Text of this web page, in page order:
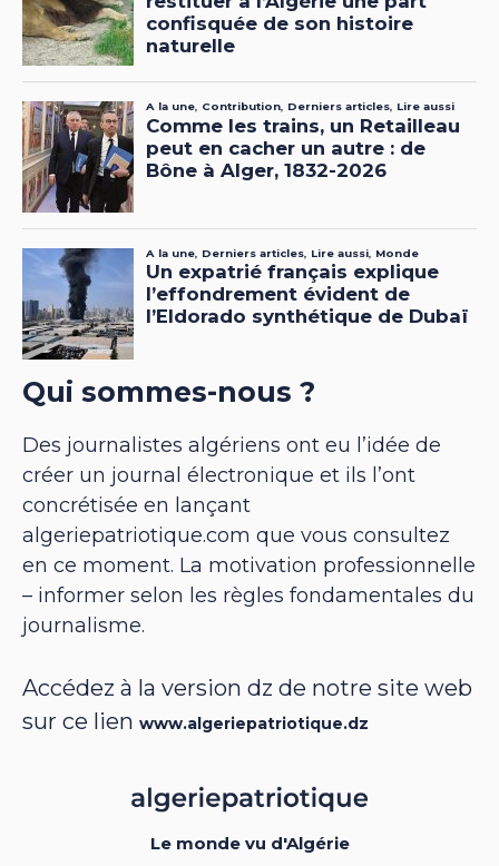
Qui sommes-nous ?
Des journalistes algériens ont eu l’idée de
créer un journal électronique et ils l’ont
concrétisée en lançant
algeriepatriotique.com que vous consultez
en ce moment. La motivation professionnelle
– informer selon les règles fondamentales du
journalisme.
Accédez à la version dz de notre site web
sur ce lien www.algeriepatriotique.dz
Le monde vu d'Algérie